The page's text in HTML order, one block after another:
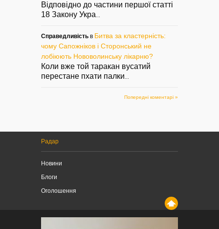
Відповідно до частини першої статті
18 Закону Укра
Справедливість в Битва за кластерність:
чому Сапожніков і Сторонський не
лобіюють Нововолинську лікарню?
Коли вже той таракан вусатий
перестане пхати палки
Попередні коментарі »
Радар
Новини
Блоги
Оголошення